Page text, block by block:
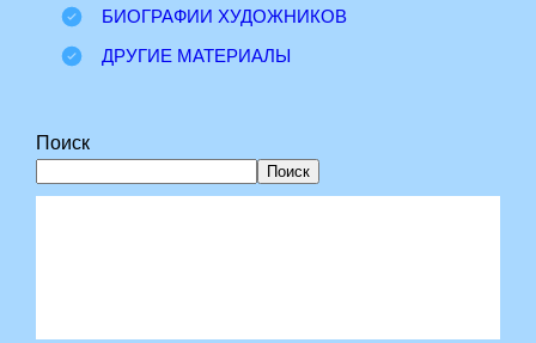
БИОГРАФИИ ХУДОЖНИКОВ
ДРУГИЕ МАТЕРИАЛЫ
Поиск
Поиск